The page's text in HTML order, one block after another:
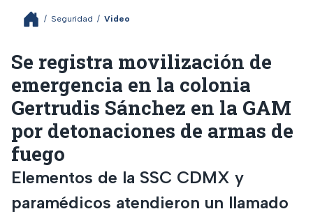
/ Seguridad / Video
Se registra movilización de
emergencia en la colonia
Gertrudis Sánchez en la GAM
por detonaciones de armas de
fuego
Elementos de la SSC CDMX y
paramédicos atendieron un llamado